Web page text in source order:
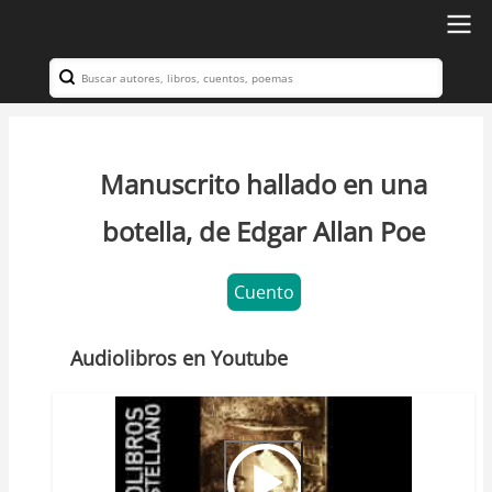
contenido
principal
Navegación
Search
Manuscrito hallado en una
botella, de Edgar Allan Poe
Cuento
Audiolibros en Youtube